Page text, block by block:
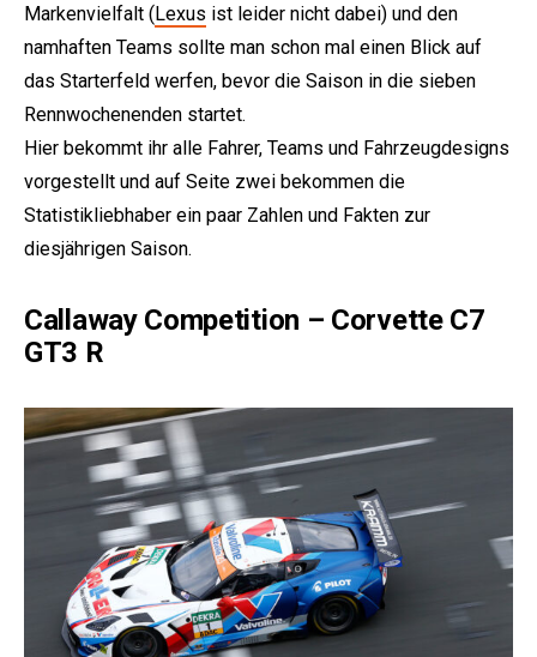
Markenvielfalt (Lexus ist leider nicht dabei) und den
namhaften Teams sollte man schon mal einen Blick auf
das Starterfeld werfen, bevor die Saison in die sieben
Rennwochenenden startet.
Hier bekommt ihr alle Fahrer, Teams und Fahrzeugdesigns
vorgestellt und auf Seite zwei bekommen die
Statistikliebhaber ein paar Zahlen und Fakten zur
diesjährigen Saison.
Callaway Competition – Corvette C7
GT3 R